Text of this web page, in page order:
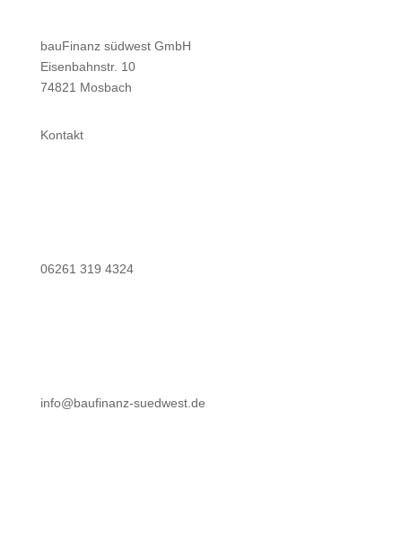
bauFinanz südwest GmbH
Eisenbahnstr. 10
74821 Mosbach
Kontakt
06261 319 4324
info@baufinanz-suedwest.de